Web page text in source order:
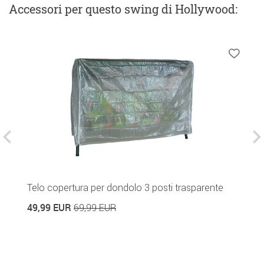
Accessoriper questo swing di Hollywood:
Telo copertura per dondolo 3 posti trasparente
49,99 EUR 69,99 EUR